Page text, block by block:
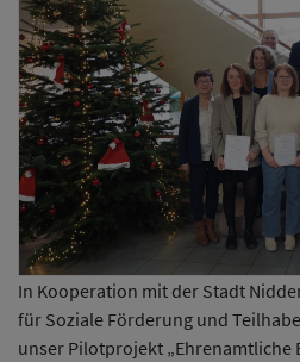
In Kooperation mit der Stadt
für Soziale Förderung und
unser Pilotprojekt „Ehrenamtliche